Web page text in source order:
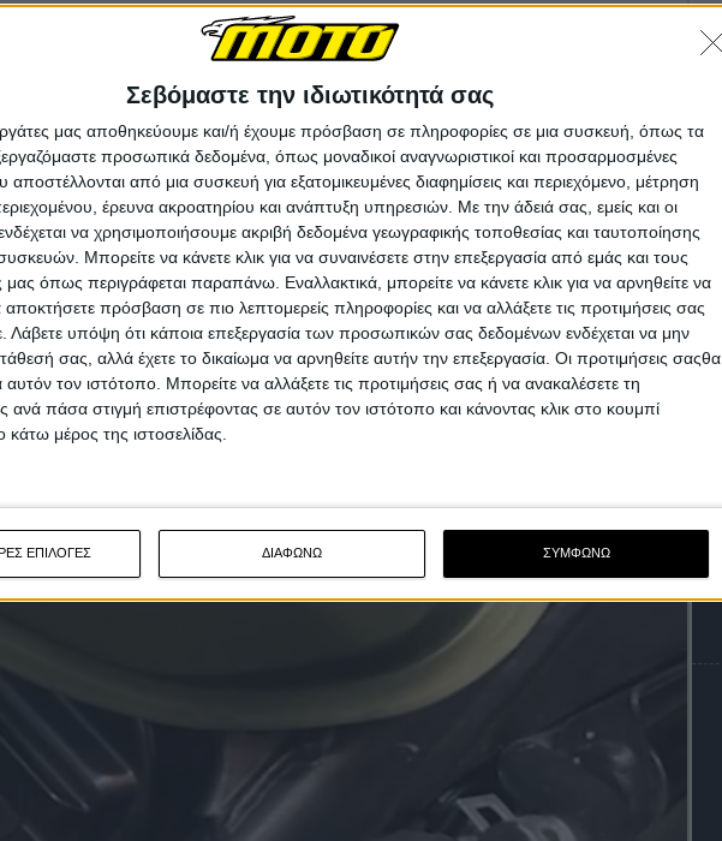
Σεβόμαστε την ιδιωτικότητά σας
μας αποθηκεύουμε και/ή έχουμε πρόσβαση σε πληροφορίες σε μια συσκευή, όπως τα
προσωπικά δεδομένα, όπως μοναδικοί αναγνωριστικοί και προσαρμοσμένες
από μια συσκευή για εξατομικευμένες διαφημίσεις και περιεχόμενο, μέτρηση
έρευνα ακροατηρίου και ανάπτυξη υπηρεσιών. Με την άδειά σας, εμείς και οι
να χρησιμοποιήσουμε ακριβή δεδομένα γεωγραφικής τοποθεσίας και ταυτοποίησης
Μπορείτε να κάνετε κλικ για να συναινέσετε στην επεξεργασία από εμάς και τους
όπως περιγράφεται παραπάνω. Εναλλακτικά, μπορείτε να κάνετε κλικ για να αρνηθείτε να
αποκτήσετε πρόσβαση σε πιο λεπτομερείς πληροφορίες και να αλλάξετε τις προτιμήσεις σας
Λάβετε υπόψη ότι κάποια επεξεργασία των προσωπικών σας δεδομένων ενδέχεται να μην
σας, αλλά έχετε το δικαίωμα να αρνηθείτε αυτήν την επεξεργασία. Οι προτιμήσεις σαςθα
αυτόν τον ιστότοπο. Μπορείτε να αλλάξετε τις προτιμήσεις σας ή να ανακαλέσετε τη
ανά πάσα στιγμή επιστρέφοντας σε αυτόν τον ιστότοπο και κάνοντας κλικ στο κουμπί
μέρος της ιστοσελίδας.
ΕΠΙΛΟΓΕΣ ΔΙΑΦΩΝΩ ΣΥΜΦΩΝΩ